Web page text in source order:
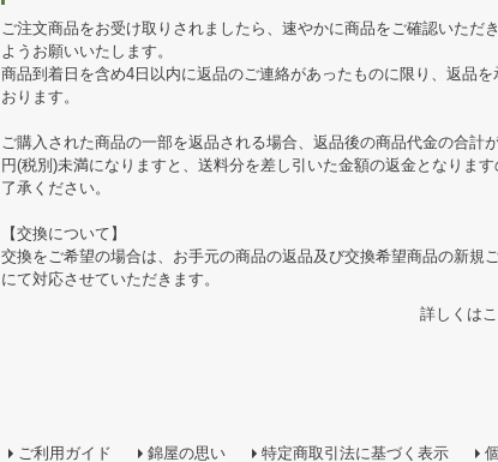
ご注文商品をお受け取りされましたら、速やかに商品をご確認いただ
ようお願いいたします。
商品到着日を含め4日以内に返品のご連絡があったものに限り、返品を
おります。
ご購入された商品の一部を返品される場合、返品後の商品代金の合計
円(税別)未満になりますと、送料分を差し引いた金額の返金となりま
了承ください。
【交換について】
交換をご希望の場合は、お手元の商品の返品及び交換希望商品の新規
にて対応させていただきます。
詳しくは
ご利用ガイド 錦屋の思い 特定商取引法に基づく表示